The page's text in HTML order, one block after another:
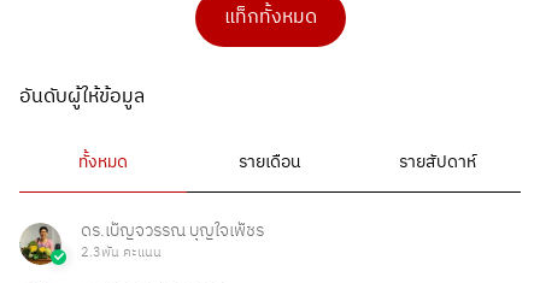
แท็กทั้งหมด
อันดับผู้ให้ข้อมูล
ทั้งหมด รายเดือน รายสัปดาห์
ดร.เบ็ญจวรรณ บุญใจเพ็ชร
2.3พัน คะแนน